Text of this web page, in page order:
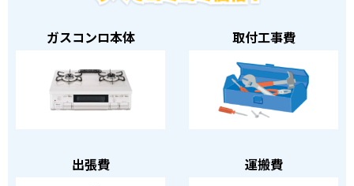
ガスコンロ本体 取付工事費
出張費 運搬費